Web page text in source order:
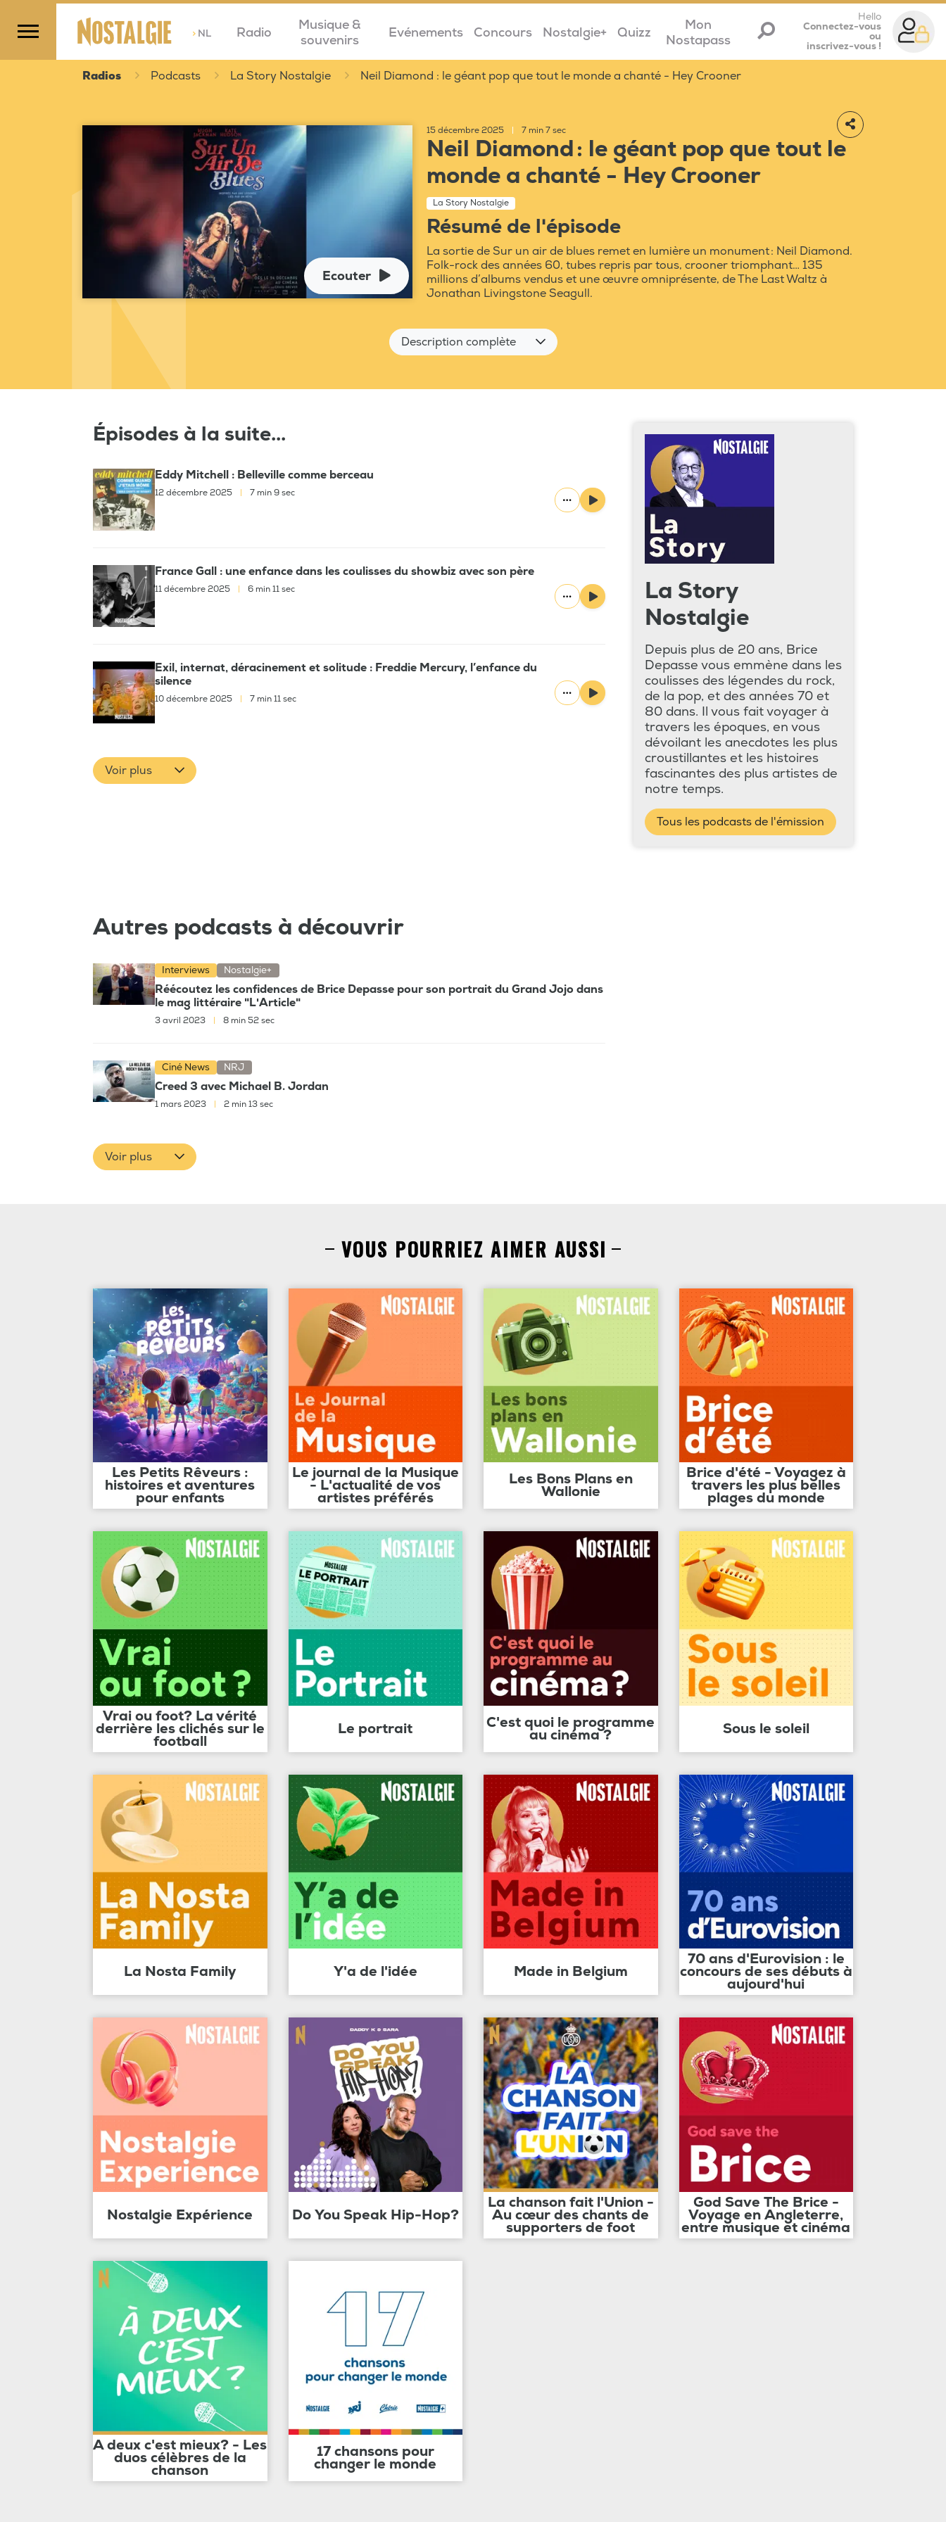
>NL Radio
Musique &
souvenirs
Evénements Concours Nostalgie+ Quizz
Mon
Nostapass
Hello
Connectez-vous
ou
inscrivez-vous !
Radios Podcasts La Story Nostalgie Neil Diamond : le géant pop que tout le monde a chanté - Hey Crooner
Ecouter
15 décembre 2025 7 min 7 sec
Neil Diamond : le géant pop que tout le
monde a chanté - Hey Crooner
La Story Nostalgie
Résumé de l'épisode
La sortie de Sur un air de blues remet en lumière un monument : Neil Diamond.
Folk-rock des années 60, tubes repris par tous, crooner triomphant… 135
millions d’albums vendus et une œuvre omniprésente, de The Last Waltz à
Jonathan Livingstone Seagull.
Description complète
Épisodes à la suite...
Eddy Mitchell : Belleville comme berceau
12 décembre 2025 7 min 9 sec
France Gall : une enfance dans les coulisses du showbiz avec son père
11 décembre 2025 6 min 11 sec
Exil, internat, déracinement et solitude : Freddie Mercury, l’enfance du
silence
10 décembre 2025 7 min 11 sec
Voir plus
La Story
Nostalgie
Depuis plus de 20 ans, Brice
Depasse vous emmène dans les
coulisses des légendes du rock,
de la pop, et des années 70 et
80 dans. Il vous fait voyager à
travers les époques, en vous
dévoilant les anecdotes les plus
croustillantes et les histoires
fascinantes des plus artistes de
notre temps.
Tous les podcasts de l'émission
Autres podcasts à découvrir
Interviews Nostalgie+
Réécoutez les confidences de Brice Depasse pour son portrait du Grand Jojo dans
le mag littéraire "L'Article"
3 avril 2023 8 min 52 sec
Ciné News NRJ
Creed 3 avec Michael B. Jordan
1 mars 2023 | 2 min 13 sec
Voir plus
VOUS POURRIEZ AIMER AUSSI
Les Petits Rêveurs :
histoires et aventures
pour enfants
Le journal de la Musique
- L'actualité de vos
artistes préférés
Les Bons Plans en
Wallonie
Brice d'été - Voyagez à
travers les plus belles
plages du monde
Vrai ou foot? La vérité
derrière les clichés sur le
football
Le portrait C'est quoi le programme
au cinéma ? Sous le soleil
La Nosta Family Y'a de l'idée Made in Belgium
70 ans d'Eurovision : le
concours de ses débuts à
aujourd'hui
Nostalgie Expérience Do You Speak Hip-Hop?
La chanson fait l'Union -
Au cœur des chants de
supporters de foot
God Save The Brice -
Voyage en Angleterre,
entre musique et cinéma
A deux c'est mieux? - Les
duos célèbres de la
chanson
17 chansons pour
changer le monde